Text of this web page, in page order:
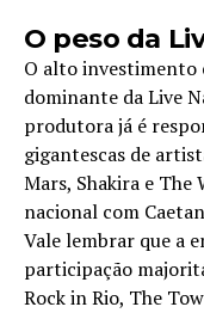
O peso da
O alto investimento
dominante da Live
produtora já é
gigantescas de
Mars, Shakira e The
nacional com
Vale lembrar que a
participação
Rock in Rio, The